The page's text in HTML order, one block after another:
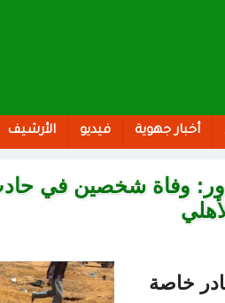
أخبار جهوية فيديو الأرشيف
وفاة شخصين في
خاصة